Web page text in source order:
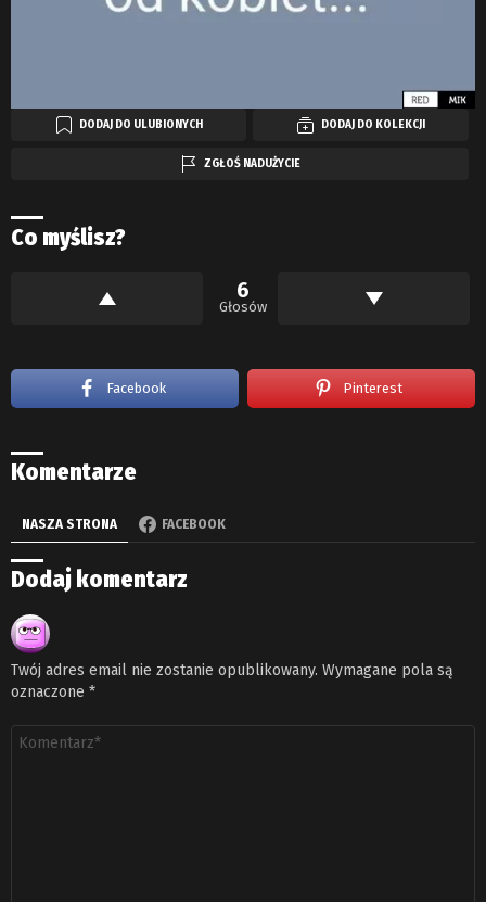
DODAJ DO ULUBIONYCH DODAJ DO KOLEKCJI
ZGŁOŚ NADUŻYCIE
Co myślisz?
6
Głosów
Facebook Pinterest
Komentarze
NASZA STRONA FACEBOOK
Dodaj komentarz
Twój adres email nie zostanie opublikowany. Wymagane pola są
oznaczone *
Komentarz